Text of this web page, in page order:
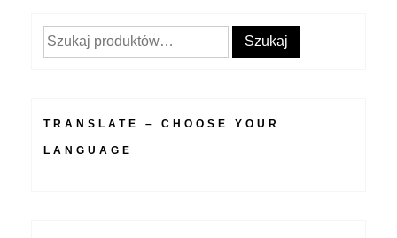
Szukaj: Szukaj
TRANSLATE – CHOOSE YOUR
LANGUAGE